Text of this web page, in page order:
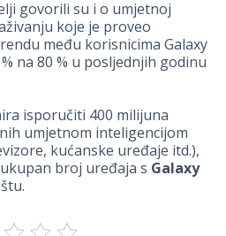
govorili su i o umjetnoj
koje je proveo
među korisnicima Galaxy
na 80 % u posljednjih godinu
isporučiti 400 milijuna
umjetnom inteligencijom
kućanske uređaje itd.),
broj uređaja s Galaxy